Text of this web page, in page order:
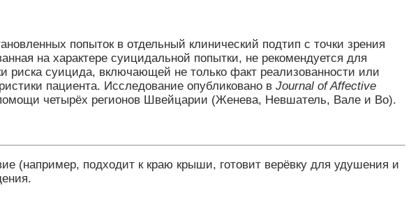
попыток в отдельный клинический подтип с точки зрения
на характере суицидальной попытки, не рекомендуется для
риска суицида, включающей не только факт реализованности или
пациента. Исследование опубликовано в Journal of Affective
четырёх регионов Швейцарии (Женева, Невшатель, Вале и Во).
(например, подходит к краю крыши, готовит верёвку для удушения и